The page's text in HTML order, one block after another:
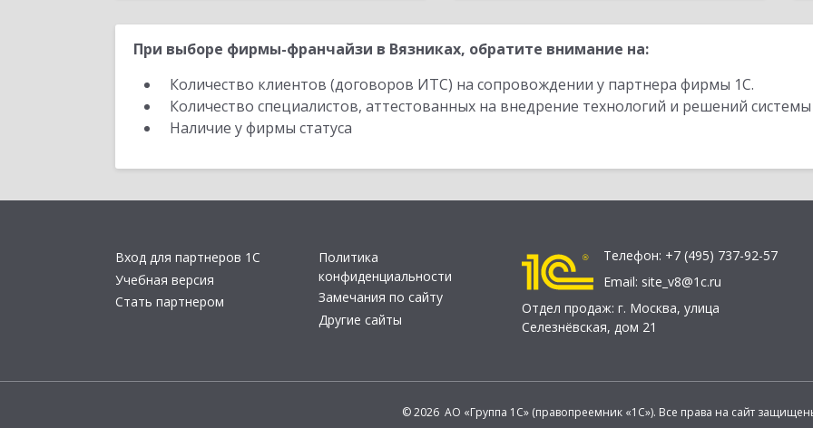
При выборе фирмы-франчайзи в Вязниках, обратите внимание на:
Количество клиентов (договоров ИТС) на сопровождении у партнера фирмы 1С.
Количество специалистов, аттестованных на внедрение технологий и решений
Наличие у фирмы статуса
Вход для партнеров 1С
Учебная версия
Стать партнером
Политика
конфиденциальности
Замечания по сайту
Другие сайты
Телефон: +7 (495) 737-92-57
Email: site_v8@1c.ru
Отдел продаж: г. Москва, улица
Селезнёвская, дом 21
© 2026 АО «Группа 1С» (правопреемник «1С»). Все права на сайт